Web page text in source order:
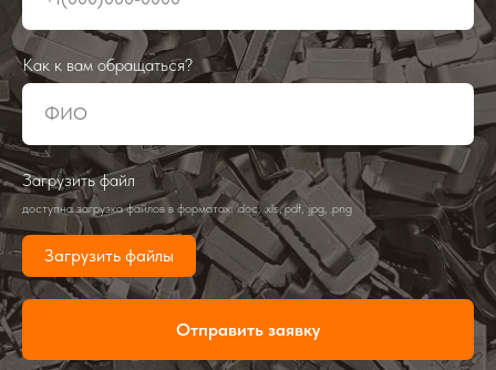
Как к вам обращаться?
Загрузить файл
доступна загрузка файлов в форматах: .doc, .xls, pdf, .jpg, .png
Загрузить файлы
Отправить заявку